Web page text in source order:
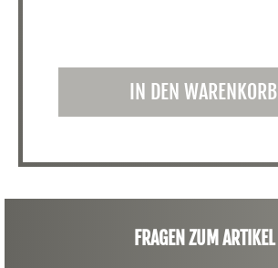
IN DEN WARENKORB
FRAGEN ZUM ARTIKEL